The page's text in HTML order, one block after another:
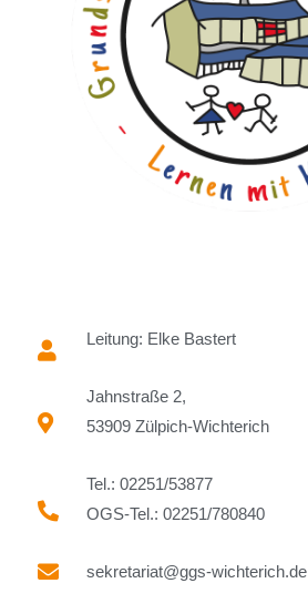
Leitung: Elke Bastert
Jahnstraße 2,
53909 Zülpich-Wichterich
Tel.: 02251/53877
OGS-Tel.: 02251/780840
sekretariat@ggs-wichterich.de